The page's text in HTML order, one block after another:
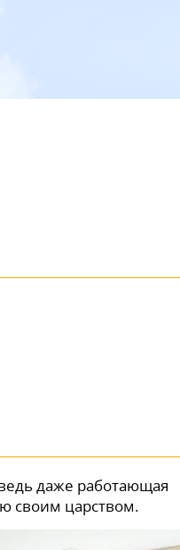
даже работающая
своим царством.